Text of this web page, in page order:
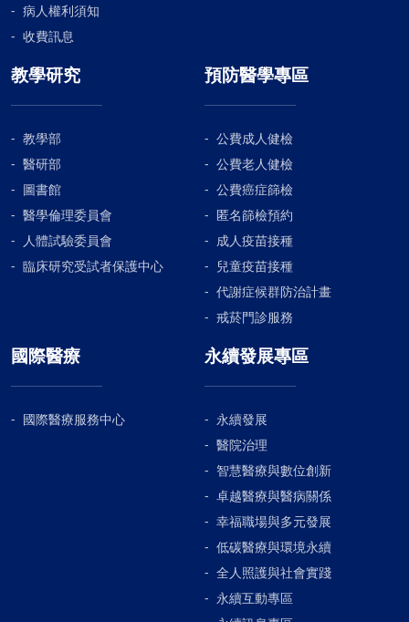
病人權利須知
收費訊息
教學研究
教學部
醫研部
圖書館
醫學倫理委員會
人體試驗委員會
臨床研究受試者保護中心
預防醫學專區
公費成人健檢
公費老人健檢
公費癌症篩檢
匿名篩檢預約
成人疫苗接種
兒童疫苗接種
代謝症候群防治計畫
戒菸門診服務
國際醫療
國際醫療服務中心
永續發展專區
永續發展
醫院治理
智慧醫療與數位創新
卓越醫療與醫病關係
幸福職場與多元發展
低碳醫療與環境永續
全人照護與社會實踐
永續互動專區